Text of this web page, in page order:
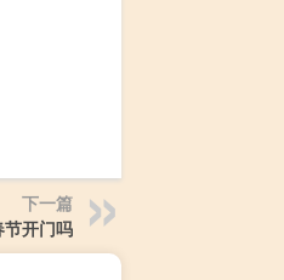
下一篇
开门吗